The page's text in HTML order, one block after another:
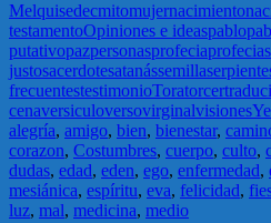
Melquisedecmitomujernacimiento
testamentoOpiniones e ideaspablo
putativopazpersonasprofeciaprofecias
justosacerdotesatanássemillaserpiente
frecuentestestimonioToratorcer
cenaversiculoversovirginalvisiones
alegría, amigo, bien, bienestar,
corazon, Costumbres, cuerpo, culto,
dudas, edad, eden, ego, enfermedad,
mesiánica, espíritu, eva, felicidad,
luz, mal, medicina, medio